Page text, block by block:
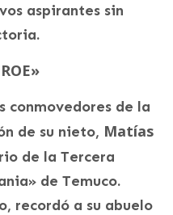
aspirantes sin
conmovedores de la
de su nieto, Matías
de la Tercera
de Temuco.
recordó a su abuelo